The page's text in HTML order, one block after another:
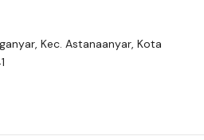
Kec. Astanaanyar, Kota